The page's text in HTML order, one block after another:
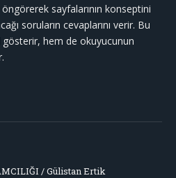
sayfalarının konseptini
soruların cevaplarını verir. Bu
hem de okuyucunun
/ Gülistan Ertik